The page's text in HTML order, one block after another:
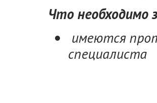
Что необходимо
имеются
специалиста